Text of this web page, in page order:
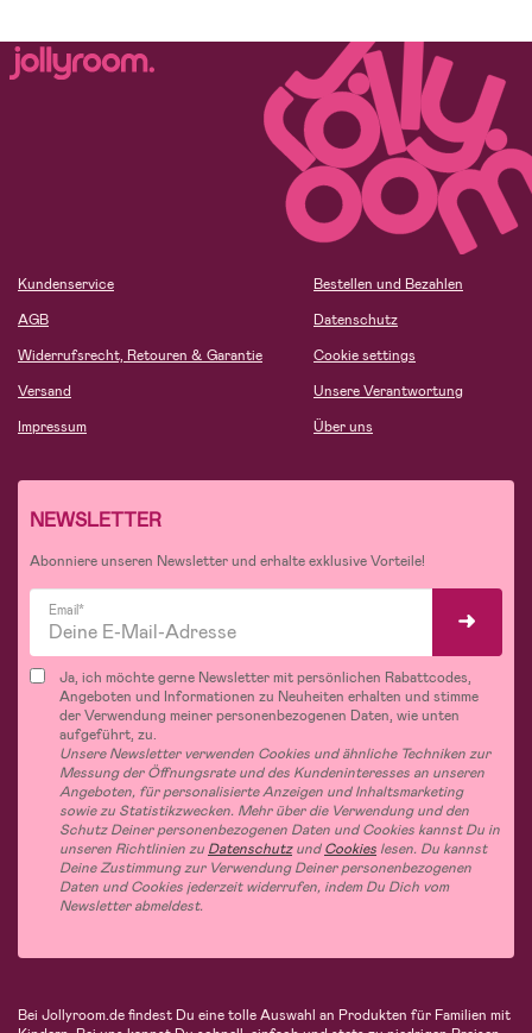
Kundenservice
AGB
Widerrufsrecht, Retouren & Garantie
Versand
Impressum
Bestellen und Bezahlen
Datenschutz
Cookie settings
Unsere Verantwortung
Über uns
NEWSLETTER
Abonniere unseren Newsletter und erhalte exklusive Vorteile!
Email*
Ja, ich möchte gerne Newsletter mit persönlichen Rabattcodes,
Angeboten und Informationen zu Neuheiten erhalten und stimme
der Verwendung meiner personenbezogenen Daten, wie unten
aufgeführt, zu.
Unsere Newsletter verwenden Cookies und ähnliche Techniken zur
Messung der Öffnungsrate und des Kundeninteresses an unseren
Angeboten, für personalisierte Anzeigen und Inhaltsmarketing
sowie zu Statistikzwecken. Mehr über die Verwendung und den
Schutz Deiner personenbezogenen Daten und Cookies kannst Du in
unseren Richtlinien zu DatenschutzundCookies lesen. Du kannst
Deine Zustimmung zur Verwendung Deiner personenbezogenen
Daten und Cookies jederzeit widerrufen, indem Du Dich vom
Newsletter abmeldest.
Bei Jollyroom.de findest Du eine tolle Auswahl an Produkten für Familien mit